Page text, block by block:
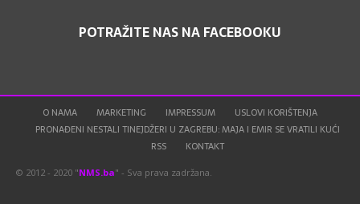
POTRAŽITE NAS NA FACEBOOKU
O NAMA MARKETING IMPRESSUM
USLOVI KORIŠTENJA
PRONAĐENI NESTALI TINEJDŽERI U ZAGREBU: MAJA I EMIR SE VRATILI KUĆI
RSS
KONTAKT
© 2012 - 2020 "NMS.ba" - Sva prava zadržana.